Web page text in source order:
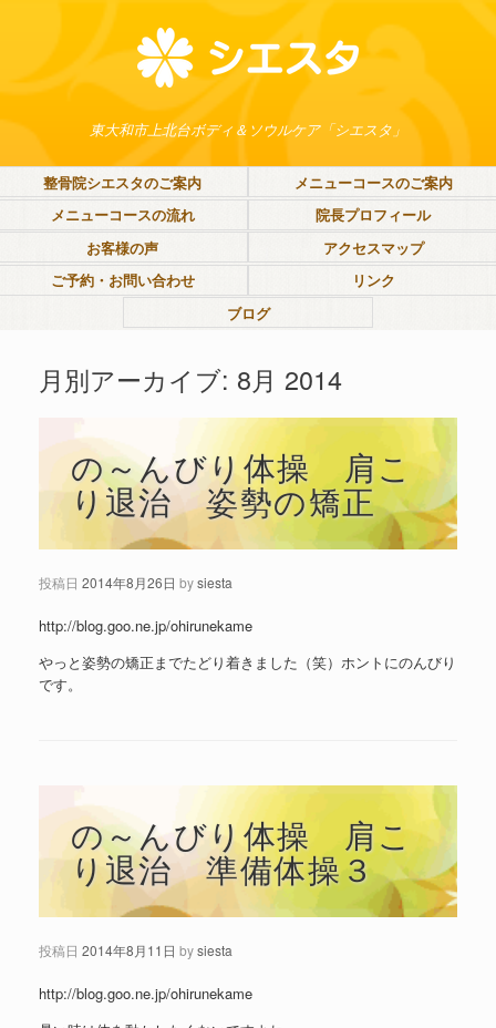
東大和市上北台ボディ＆ソウルケア「シエスタ」
整骨院シエスタのご案内
メニューコースのご案内
メニューコースの流れ
院長プロフィール
お客様の声
アクセスマップ
ご予約・お問い合わせ
リンク
ブログ
月別アーカイブ: 8月 2014
の～んびり体操 肩こ
り退治 姿勢の矯正
投稿日 2014年8月26日 bysiesta
http://blog.goo.ne.jp/ohirunekame
やっと姿勢の矯正までたどり着きました（笑）ホントにのんびり
です。
の～んびり体操 肩こ
り退治 準備体操３
投稿日 2014年8月11日 bysiesta
http://blog.goo.ne.jp/ohirunekame